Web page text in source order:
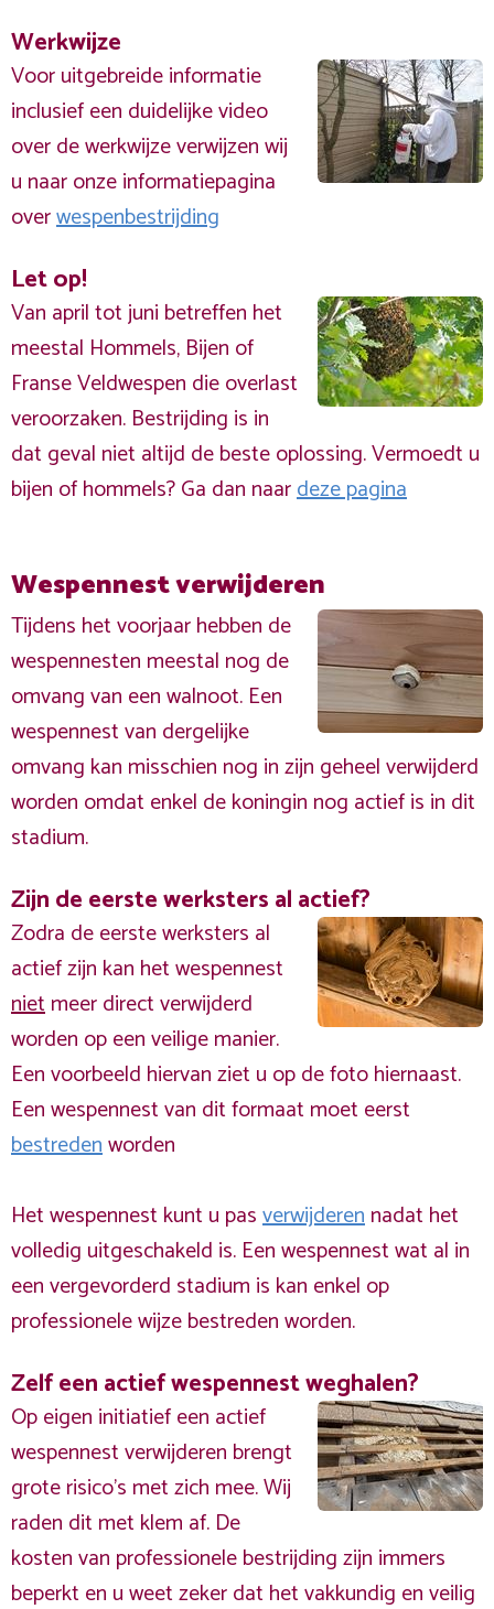
Werkwijze
Voor uitgebreide informatie
inclusief een duidelijke video
over de werkwijze verwijzen wij
u naar onze informatiepagina
overwespenbestrijding
Let op!
Van april tot juni betreffen het
meestal Hommels, Bijen of
Franse Veldwespen die overlast
veroorzaken. Bestrijding is in
dat geval niet altijd de beste oplossing. Vermoedt u
bijen of hommels? Ga dan naardeze pagina
Wespennest verwijderen
Tijdens het voorjaar hebben de
wespennesten meestal nog de
omvang van een walnoot. Een
wespennest van dergelijke
omvang kan misschien nog in zijn geheel verwijderd
worden omdat enkel de koningin nog actief is in dit
stadium.
Zijn de eerste werksters al actief?
Zodra de eerste werksters al
actief zijn kan het wespennest
nietmeer direct verwijderd
worden op een veilige manier.
Een voorbeeld hiervan ziet u op de foto hiernaast.
Een wespennest van dit formaat moet eerst
bestredenworden
Het wespennest kunt u pasverwijderennadat het
volledig uitgeschakeld is. Een wespennest wat al in
een vergevorderd stadium is kan enkel op
professionele wijze bestreden worden.
Zelf een actief wespennest weghalen?
Op eigen initiatief een actief
wespennest verwijderen brengt
grote risico’s met zich mee. Wij
raden dit met klem af. De
kosten van professionele bestrijding zijn immers
beperkt en u weet zeker dat het vakkundig en veilig